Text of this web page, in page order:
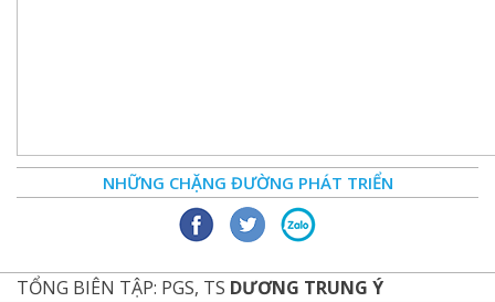
NHỮNG CHẶNG ĐƯỜNG PHÁT TRIỂN
TỔNG BIÊN TẬP: PGS, TS DƯƠNG TRUNG Ý